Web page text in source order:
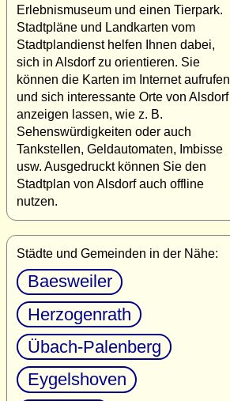
Erlebnismuseum und einen Tierpark.
Stadtpläne und Landkarten vom
Stadtplandienst helfen Ihnen dabei,
sich in Alsdorf zu orientieren. Sie
können die Karten im Internet aufrufen
und sich interessante Orte von Alsdorf
anzeigen lassen, wie z. B.
Sehenswürdigkeiten oder auch
Tankstellen, Geldautomaten, Imbisse
usw. Ausgedruckt können Sie den
Stadtplan von Alsdorf auch offline
nutzen.
Städte und Gemeinden in der Nähe:
Baesweiler
Herzogenrath
Übach-Palenberg
Eygelshoven